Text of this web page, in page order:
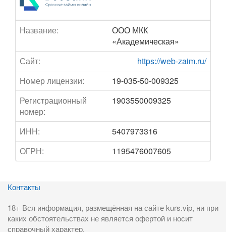
Название:
ООО МКК
«Академическая»
Сайт:
https://web-zaim.ru/
Номер лицензии:
19-035-50-009325
Регистрационный
номер:
1903550009325
ИНН:
5407973316
ОГРН:
1195476007605
Контакты
18+ Вся информация, размещённая на сайте kurs.vip, ни при
каких обстоятельствах не является офертой и носит
справочный характер.